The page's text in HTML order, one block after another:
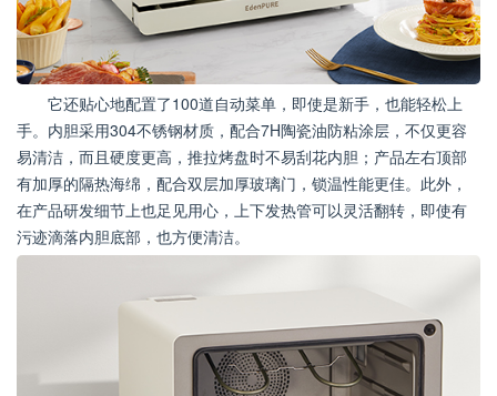
它还贴心地配置了100道自动菜单，即使是新手，也能轻松上
手。内胆采用304不锈钢材质，配合7H陶瓷油防粘涂层，不仅更容
易清洁，而且硬度更高，推拉烤盘时不易刮花内胆；产品左右顶部
有加厚的隔热海绵，配合双层加厚玻璃门，锁温性能更佳。此外，
在产品研发细节上也足见用心，上下发热管可以灵活翻转，即使有
污迹滴落内胆底部，也方便清洁。